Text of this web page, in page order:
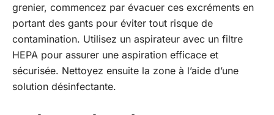
grenier, commencez par évacuer ces excréments en
portant des gants pour éviter tout risque de
contamination. Utilisez un aspirateur avec un filtre
HEPA pour assurer une aspiration efficace et
sécurisée. Nettoyez ensuite la zone à l’aide d’une
solution désinfectante.